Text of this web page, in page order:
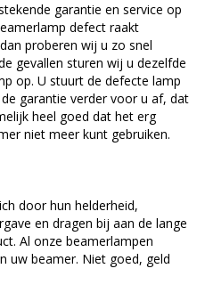
garantie en service op
defect raakt
proberen wij u zo snel
gevallen sturen wij u dezelfde
op. U stuurt de defecte lamp
garantie verder voor u af, dat
heel goed dat het erg
niet meer kunt gebruiken.
door hun helderheid,
en dragen bij aan de lange
Al onze beamerlampen
uw beamer. Niet goed, geld